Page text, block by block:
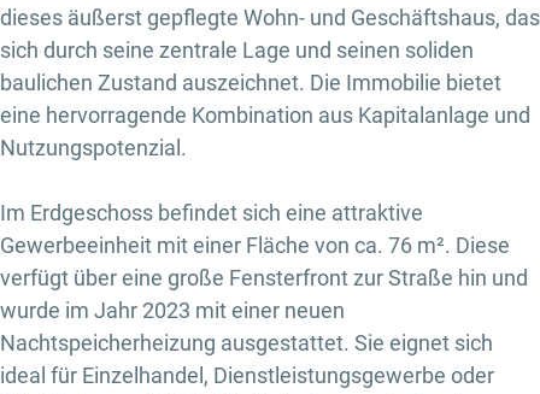
dieses äußerst gepflegte Wohn- und Geschäftshaus, das
sich durch seine zentrale Lage und seinen soliden
baulichen Zustand auszeichnet. Die Immobilie bietet
eine hervorragende Kombination aus Kapitalanlage und
Nutzungspotenzial.
Im Erdgeschoss befindet sich eine attraktive
Gewerbeeinheit mit einer Fläche von ca. 76 m². Diese
verfügt über eine große Fensterfront zur Straße hin und
wurde im Jahr 2023 mit einer neuen
Nachtspeicherheizung ausgestattet. Sie eignet sich
ideal für Einzelhandel, Dienstleistungsgewerbe oder